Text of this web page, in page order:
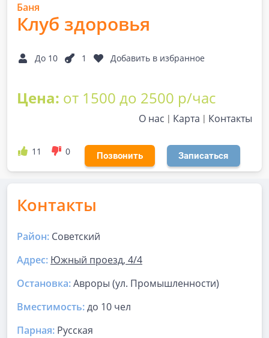
Баня
Клуб здоровья
До 10 1 Добавить в избранное
Цена: от 1500 до 2500 р/час
О нас Карта Контакты
11 0 Позвонить Записаться
Контакты
Район: Советский
Адрес: Южный проезд, 4/4
Остановка:Авроры (ул. Промышленности)
Вместимость:до 10 чел
Парная: Русская